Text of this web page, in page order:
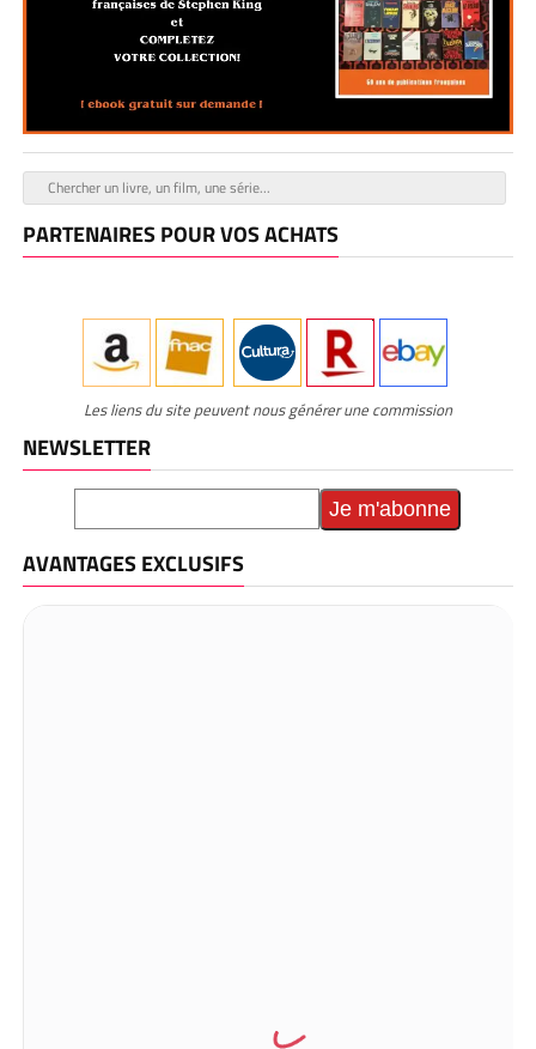
PARTENAIRES POUR VOS ACHATS
Les liens du site peuvent nous générer une commission
NEWSLETTER
AVANTAGES EXCLUSIFS